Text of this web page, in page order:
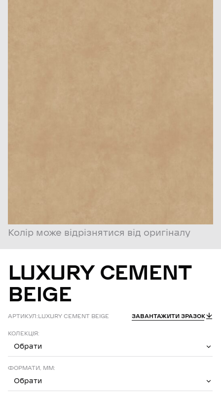
Колір може відрізнятися від оригіналу
LUXURY CEMENT
BEIGE
АРТИКУЛ:LUXURY CEMENT BEIGE ЗАВАНТАЖИТИ ЗРАЗОК
КОЛЕКЦІЯ:
Обрати
ФОРМАТИ, ММ:
Обрати